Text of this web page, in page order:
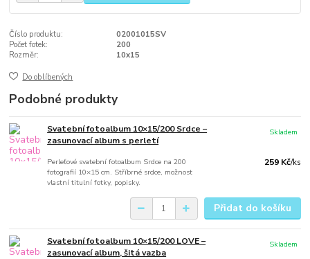
Číslo produktu:
02001015SV
Počet fotek:
200
Rozměr:
10x15
Do oblíbených
Podobné produkty
Svatební fotoalbum 10×15/200 Srdce –
zasunovací album s perletí
Perleťové svatební fotoalbum Srdce na 200
fotografií 10×15 cm. Stříbrné srdce, možnost
vlastní titulní fotky, popisky.
259 Kč/ks
Skladem
Přidat do košíku
Svatební fotoalbum 10×15/200 LOVE –
zasunovací album, šitá vazba
Skladem